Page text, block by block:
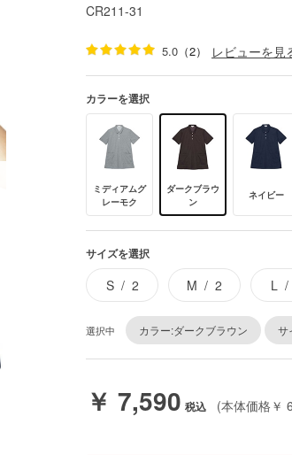
CR211-31
5.0 （2） レビューを見
カラーを選択
ミディアムグ
レーモク
ダークブラウ
ン
ネイビー
サイズを選択
S 2 M 2 L
選択中 カラー:ダークブラウン サ
￥ 7,590 (本体価格￥